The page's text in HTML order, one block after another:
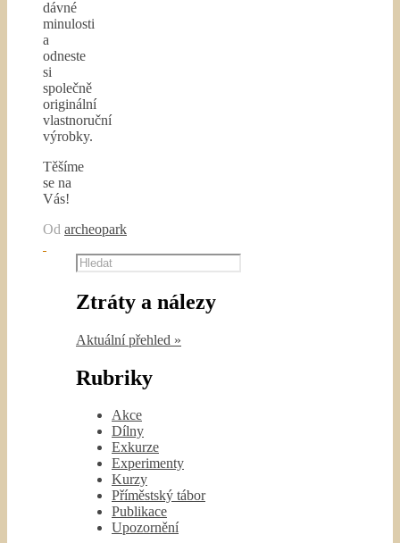
dávné
minulosti
a
odneste
si
společně
originální
vlastnoruční
výrobky.
Těšíme
se na
Vás!
Od archeopark
Hledat
Ztráty a nálezy
Aktuální přehled »
Rubriky
Akce
Dílny
Exkurze
Experimenty
Kurzy
Příměstský tábor
Publikace
Upozornění